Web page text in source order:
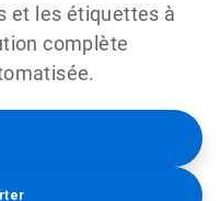
et les étiquettes à
complète